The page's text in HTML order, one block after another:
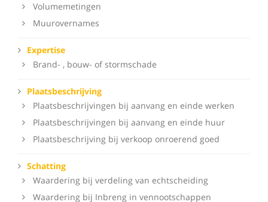
Volumemetingen
Muurovernames
Expertise
Brand- , bouw- of stormschade
Plaatsbeschrijving
Plaatsbeschrijvingen bij aanvang en einde werken
Plaatsbeschrijvingen bij aanvang en einde huur
Plaatsbeschrijving bij verkoop onroerend goed
Schatting
Waardering bij verdeling van echtscheiding
Waardering bij Inbreng in vennootschappen